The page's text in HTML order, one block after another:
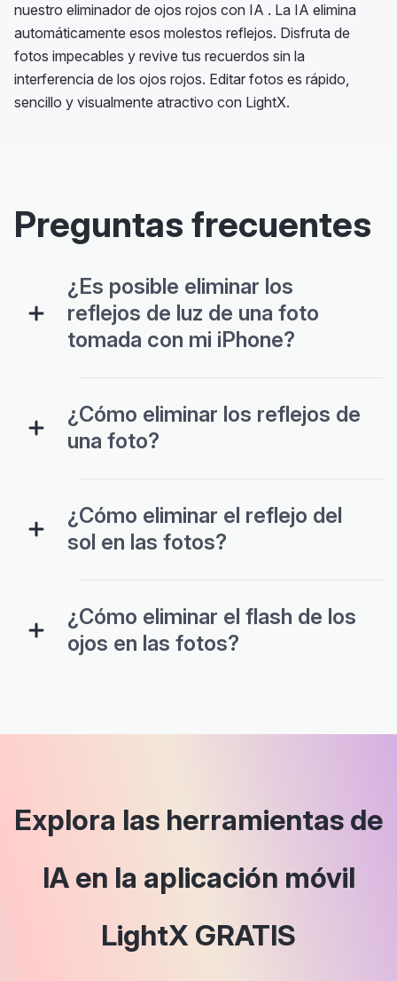
nuestro eliminador de ojos rojos con IA . La IA elimina
automáticamente esos molestos reflejos. Disfruta de
fotos impecables y revive tus recuerdos sin la
interferencia de los ojos rojos. Editar fotos es rápido,
sencillo y visualmente atractivo con LightX.
Preguntas frecuentes
¿Es posible eliminar los
reflejos de luz de una foto
tomada con mi iPhone?
¿Cómo eliminar los reflejos de
una foto?
¿Cómo eliminar el reflejo del
sol en las fotos?
¿Cómo eliminar el flash de los
ojos en las fotos?
Explora las herramientas de
IA en la aplicación móvil
LightX GRATIS